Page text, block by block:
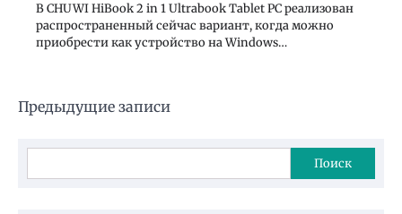
В CHUWI HiBook 2 in 1 Ultrabook Tablet PC реализован
распространенный сейчас вариант, когда можно
приобрести как устройство на Windows…
Навигация
Предыдущие записи
Поиск